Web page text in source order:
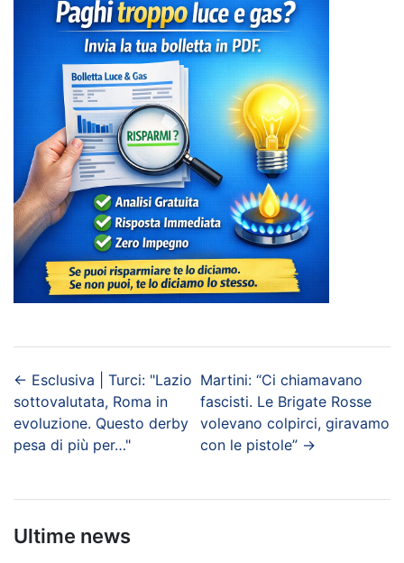
← Esclusiva | Turci: "Lazio
sottovalutata, Roma in
evoluzione. Questo derby
pesa di più per…"
Martini: “Ci chiamavano
fascisti. Le Brigate Rosse
volevano colpirci, giravamo
con le pistole”→
Ultime news